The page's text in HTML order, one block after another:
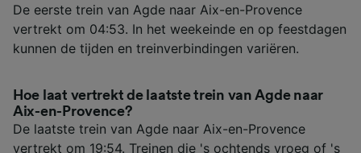
De eerste trein van Agde naar Aix-en-Provence
vertrekt om 04:53. In het weekeinde en op feestdagen
kunnen de tijden en treinverbindingen variëren.
Hoe laat vertrekt de laatste trein van Agde naar
Aix-en-Provence?
De laatste trein van Agde naar Aix-en-Provence
vertrekt om 19:54. Treinen die 's ochtends vroeg of 's